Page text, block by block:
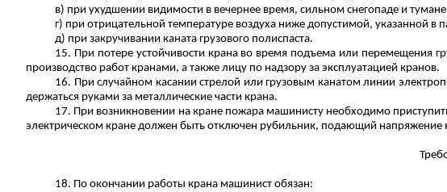
в) при ухудшении видимости в вечернее время, сильном снегопаде и
г) при отрицательной температуре воздуха ниже допустимой, указанной в
д) при закручивании каната грузового полиспаста.
15. При потере устойчивости крана во время подъема или перемещения
производство работ кранами, а также лицу по надзору за эксплуатацией кранов.
16. При случайном касании стрелой или грузовым канатом линии
держаться руками за металлические части крана.
17. При возникновении на кране пожара машинисту необходимо
электрическом кране должен быть отключен рубильник, подающий напряжение
18. По окончании работы крана машинист обязан: